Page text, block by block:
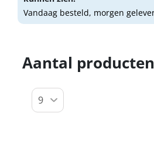
Vandaag besteld, morgen
Aantal